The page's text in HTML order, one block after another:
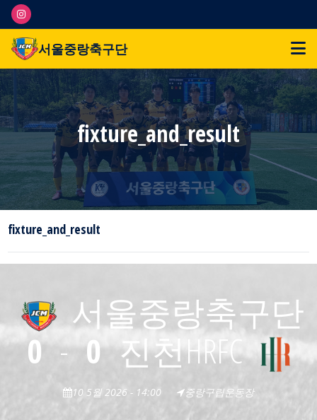
서울중랑축구단
fixture_and_result
fixture_and_result
서울중랑축구단
0 - 0 진천HRFC
10 5월 2026 - 14:00 중랑구립운동장